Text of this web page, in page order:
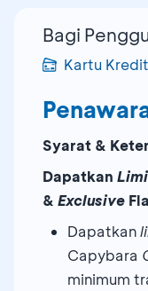
Bagi
Kartu
Syarat &
Dapatkan L
& Exclusive
Dapatkan
Capybara
minimum